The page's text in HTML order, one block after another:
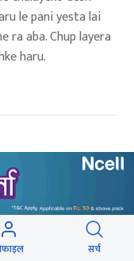
le pani yesta lai
ra aba. Chup layera
haru.
भए पछि येस्तै हो।
सर्च